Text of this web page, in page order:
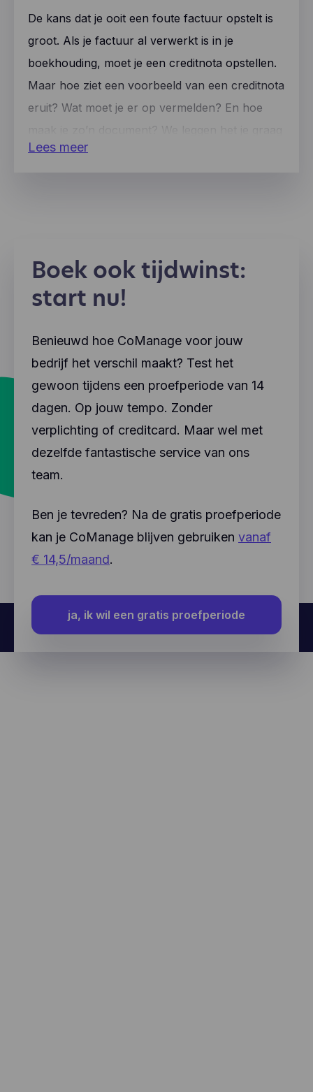
De kans dat je ooit een foute factuur opstelt is
groot. Als je factuur al verwerkt is in je
boekhouding, moet je een creditnota opstellen.
Maar hoe ziet een voorbeeld van een creditnota
eruit? Wat moet je er op vermelden? En hoe
uit in begrijpelijke taal.
Lees meer
Boek ook tijdwinst:
start nu!
Benieuwd hoe CoManage voor jouw
bedrijf het verschil maakt? Test het
gewoon tijdens een proefperiode van 14
dagen. Op jouw tempo. Zonder
verplichting of creditcard. Maar wel met
dezelfde fantastische service van ons
team.
Ben je tevreden? Na de gratis proefperiode
kan je CoManage blijven gebruiken vanaf
€ 14,5/maand.
ja, ik wil een gratis proefperiode